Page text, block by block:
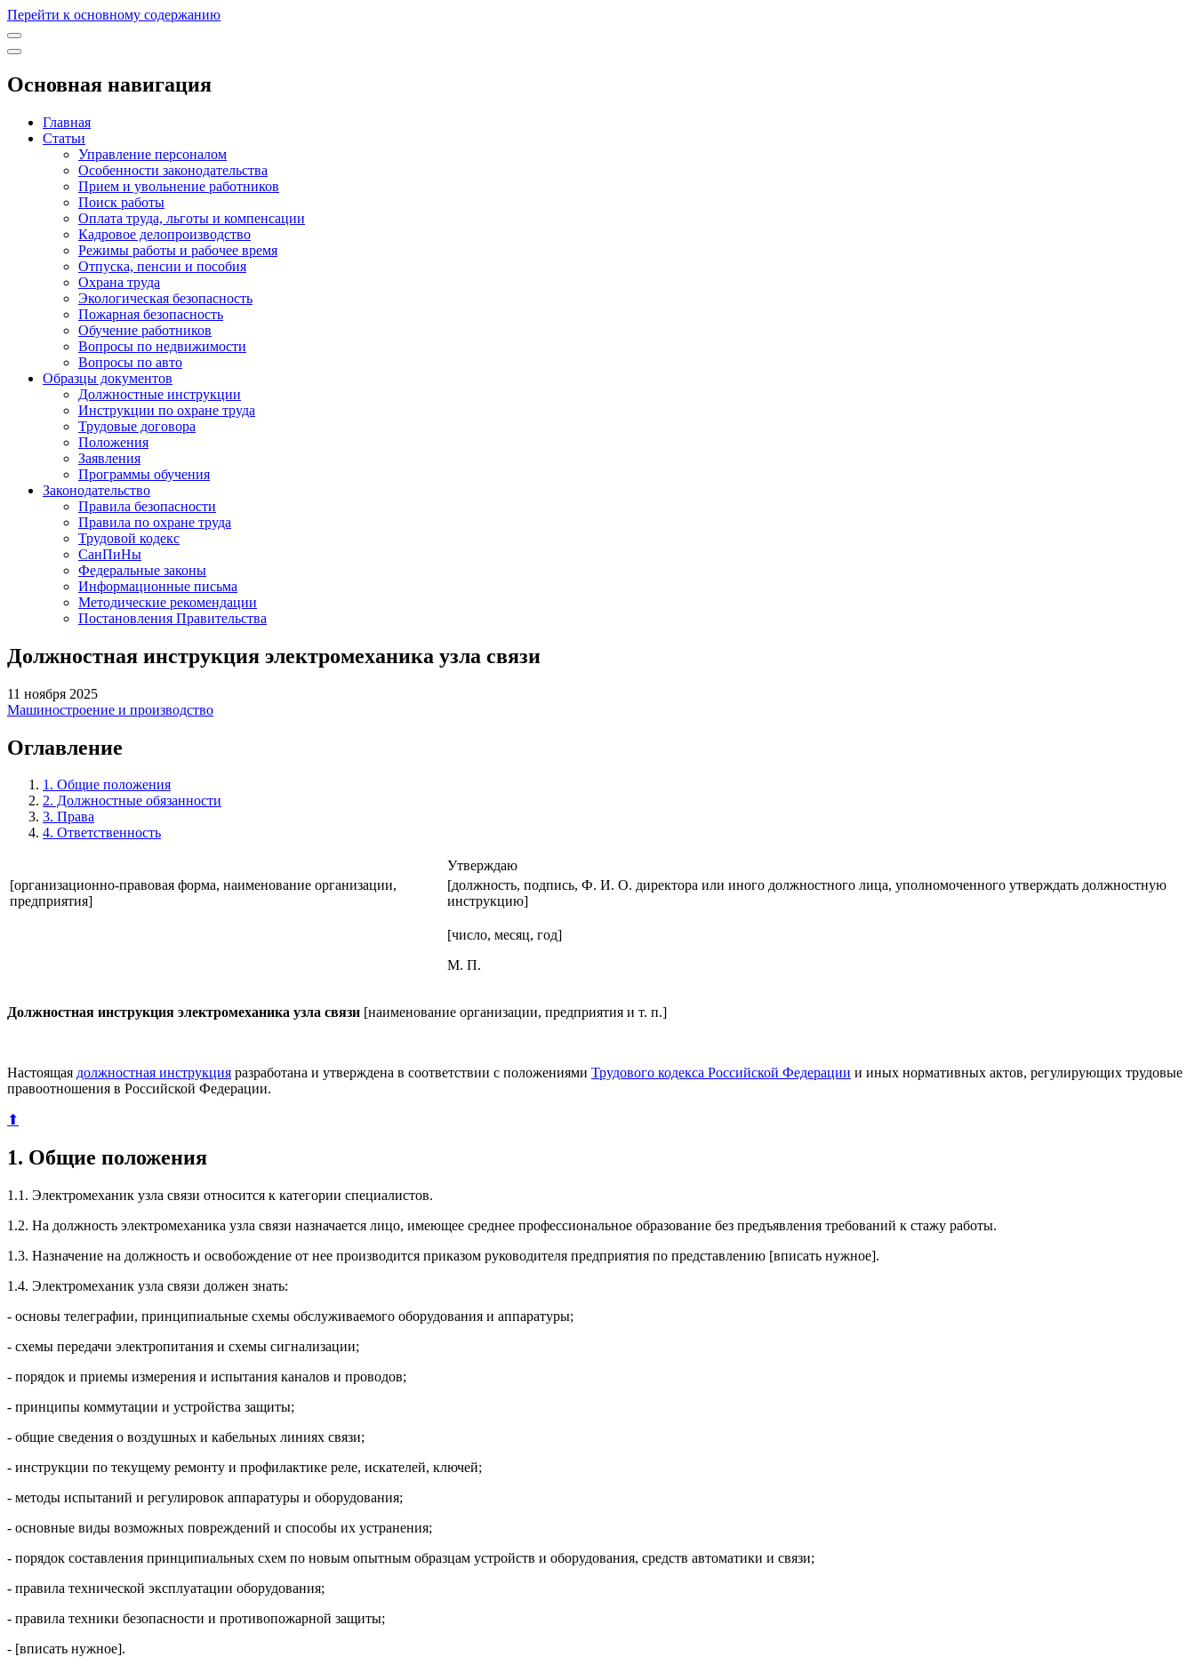
Перейти к основному содержанию
Основная навигация
Главная
Статьи
Управление персоналом
Особенности законодательства
Прием и увольнение работников
Поиск работы
Оплата труда, льготы и компенсации
Кадровое делопроизводство
Режимы работы и рабочее время
Отпуска, пенсии и пособия
Охрана труда
Экологическая безопасность
Пожарная безопасность
Обучение работников
Вопросы по недвижимости
Вопросы по авто
Образцы документов
Должностные инструкции
Инструкции по охране труда
Трудовые договора
Положения
Заявления
Программы обучения
Законодательство
Правила безопасности
Правила по охране труда
Трудовой кодекс
СанПиНы
Федеральные законы
Информационные письма
Методические рекомендации
Постановления Правительства
Должностная инструкция электромеханика узла связи
11 ноября 2025
Машиностроение и производство
Оглавление
1. Общие положения
2. Должностные обязанности
3. Права
4. Ответственность
Утверждаю
[организационно-правовая форма, наименование организации,
предприятия]
[должность, подпись, Ф. И. О. директора или иного должностного лица, уполномоченного утверждать должностную
инструкцию]
[число, месяц, год]
М. П.
Должностная инструкция электромеханика узла связи [наименование организации, предприятия и т. п.]
Настоящая должностная инструкция разработана и утверждена в соответствии с положениями Трудового кодекса Российской Федерации и иных нормативных актов, регулирующих трудовые
правоотношения в Российской Федерации.
⬆
1. Общие положения
1.1. Электромеханик узла связи относится к категории специалистов.
1.2. На должность электромеханика узла связи назначается лицо, имеющее среднее профессиональное образование без предъявления требований к стажу работы.
1.3. Назначение на должность и освобождение от нее производится приказом руководителя предприятия по представлению [вписать нужное].
1.4. Электромеханик узла связи должен знать:
- основы телеграфии, принципиальные схемы обслуживаемого оборудования и аппаратуры;
- схемы передачи электропитания и схемы сигнализации;
- порядок и приемы измерения и испытания каналов и проводов;
- принципы коммутации и устройства защиты;
- общие сведения о воздушных и кабельных линиях связи;
- инструкции по текущему ремонту и профилактике реле, искателей, ключей;
- методы испытаний и регулировок аппаратуры и оборудования;
- основные виды возможных повреждений и способы их устранения;
- порядок составления принципиальных схем по новым опытным образцам устройств и оборудования, средств автоматики и связи;
- правила технической эксплуатации оборудования;
- правила техники безопасности и противопожарной защиты;
- [вписать нужное].